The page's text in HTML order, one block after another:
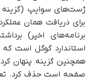
ژست‌های سوایپ (گزینه
برای دریافت همان
برنامه‌های اخیر)